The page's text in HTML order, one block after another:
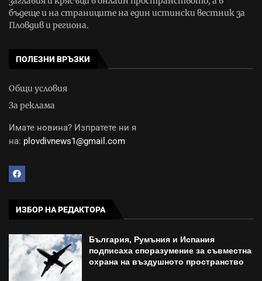
бъдеще и на страниците на един истински вестник за
Пловдив и региона.
ПОЛЕЗНИ ВРЪЗКИ
Общи условия
За реклама
Имате новина? Изпратете ни я
на: plovdivnews1@gmail.com
ИЗБОР НА РЕДАКТОРА
България, Румъния и Испания
подписаха споразумение за съвместна
охрана на въздушното пространство